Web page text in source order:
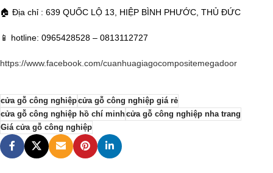
🏠 Địa chỉ : 639 QUỐC LỘ 13, HIỆP BÌNH PHƯỚC, THỦ ĐỨC
📱 hotline: 0965428528 – 0813112727
https://www.facebook.com/cuanhuagiagocompositemegadoor
cửa gỗ công nghiệpcửa gỗ công nghiệp giá rẻ
cửa gỗ công nghiệp hồ chí minhcửa gỗ công nghiệp nha trang
Giá cửa gỗ công nghiệp